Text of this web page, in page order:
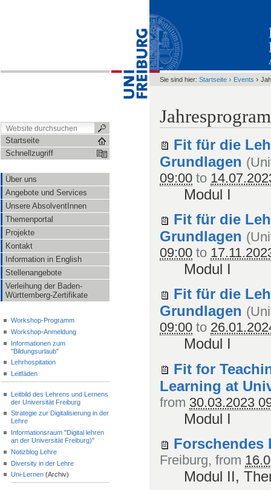
Startseite
Schnellzugriff
Über uns
Angebote und Services
Unsere AbsolventInnen
Themenportal
Projekte
Kontakt
Information in English
Stellenangebote
Verleihung der Baden-
Württemberg-Zertifikate
Workshop-Programm
Workshop-Anmeldung
Informationen zum
"Bildungsurlaub"
Lehrhospitation
Leitfäden
Leitbild des Lehrens und Lernens
der Universität Freiburg
Strategie zur Digitalisierung in der
Lehre
Informationsraum "Digital lehren
an der Universität Freiburg)"
Notizblog Lehre
Diversity in der Lehre
Uni-Lernen(Archiv)
Sie sind hier: Startseite › Events ›
Fit für die
Grundlagen (
09:00 to
Modul I
Fit für die
Grundlagen (
09:00 to
Modul I
Fit für die
Grundlagen (
09:00 to
Modul I
Fit for
Learning at
from 30.03.2023
Modul I
Forschendes
Freiburg, from
Modul II,